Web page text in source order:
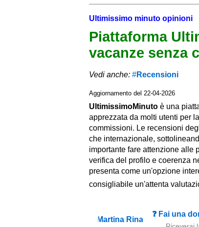
Ultimissimo minuto opinioni
Piattaforma
vacanze senza
Vedi anche: Recensioni
Aggiornamento del 22-04-2026
UltimissimoMinuto è una
apprezzata da molti utenti per
commissioni. Le recensioni
che internazionale,
importante fare attenzione alle
verifica del profilo e coerenza
presenta come un'opzione
consigliabile un'attenta
❓ Fai una